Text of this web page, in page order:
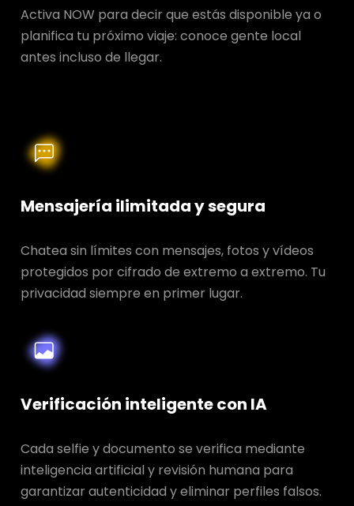
Activa NOW para decir que estás disponible ya o
planifica tu próximo viaje: conoce gente local
antes incluso de llegar.
Mensajería ilimitada y segura
Chatea sin límites con mensajes, fotos y vídeos
protegidos por cifrado de extremo a extremo. Tu
privacidad siempre en primer lugar.
Verificación inteligente con IA
Cada selfie y documento se verifica mediante
inteligencia artificial y revisión humana para
garantizar autenticidad y eliminar perfiles falsos.